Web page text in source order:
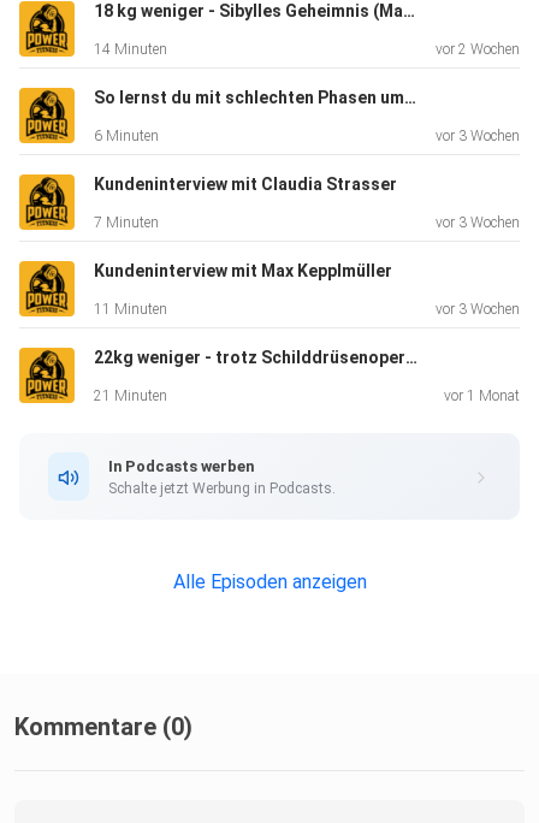
18 kg weniger - Sibylles Geheimnis (Mama wollte wieder fit für ihr Kind sein)
14 Minuten vor 2 Wochen
So lernst du mit schlechten Phasen umzugehen (Musterbrechen)
6 Minuten vor 3 Wochen
Kundeninterview mit Claudia Strasser
7 Minuten vor 3 Wochen
Kundeninterview mit Max Kepplmüller
11 Minuten vor 3 Wochen
22kg weniger - trotz Schilddrüsenoperation (mit nur 2h pro Woche)
21 Minuten vor 1 Monat
In Podcasts werben
Schalte jetzt Werbung in Podcasts.
Alle Episoden anzeigen
Kommentare (0)